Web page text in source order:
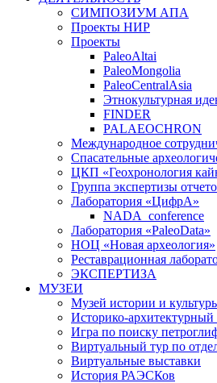
СИМПОЗИУМ АПА
Проекты НИР
Проекты
PaleoAltai
PaleoMongolia
PaleoCentralAsia
Этнокультурная
FINDER
PALAEOCHRON
Международное
Спасательные
ЦКП «Геохронология
Группа экспертизы
Лаборатория «ЦифрА»
NADA_conference
Лаборатория «PaleoData»
НОЦ «Новая археология»
Реставрационная
ЭКСПЕРТИЗА
МУЗЕИ
Музей истории и
Историко-
Игра по поиску
Виртуальный тур по
Виртуальные выставки
История РАЭСКов